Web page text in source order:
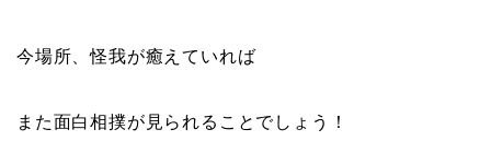
今場所、怪我が癒えていれば
また面白相撲が見られることでしょう！